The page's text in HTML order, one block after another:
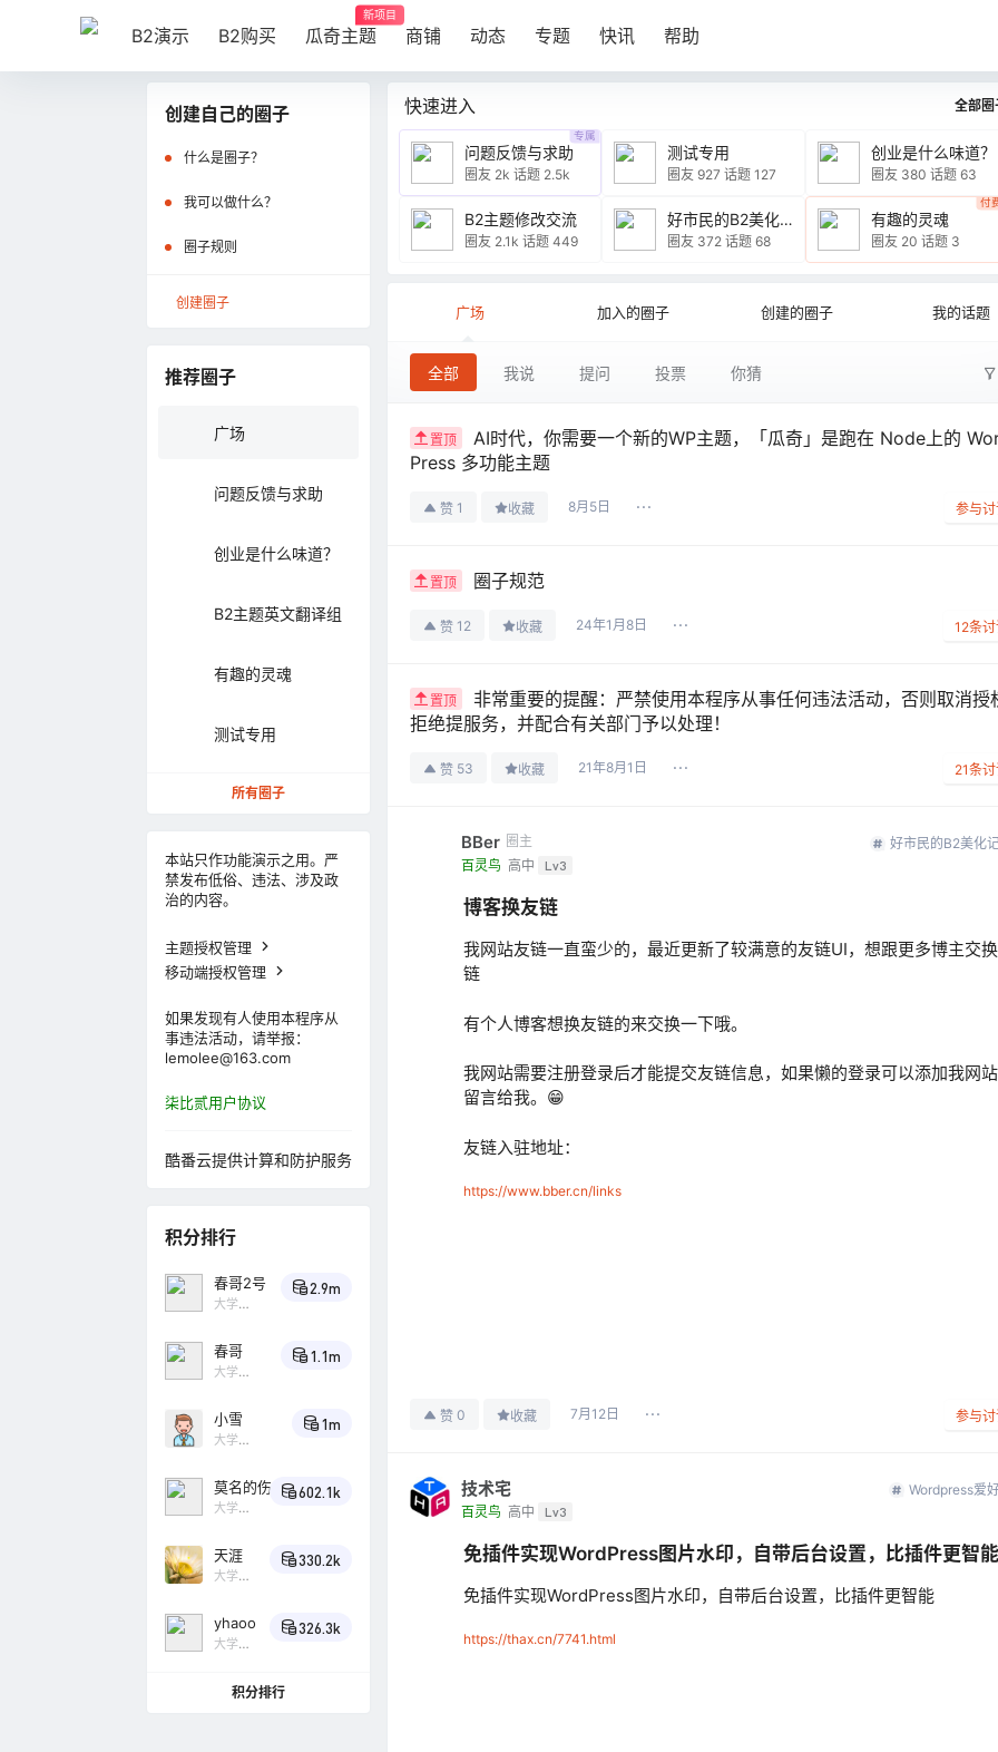
B2演示 B2购买 瓜奇主题
新项目
商铺 动态 专题 快讯 帮助
创建自己的圈子
什么是圈子？
我可以做什么？
圈子规则
创建圈子
推荐圈子
广场
问题反馈与求助
创业是什么味道？
B2主题英文翻译组
有趣的灵魂
测试专用
所有圈子
本站只作功能演示之用。严
禁发布低俗、违法、涉及政
治的内容。
主题授权管理
移动端授权管理
如果发现有人使用本程序从
事违法活动，请举报：
lemolee@163.com
柒比贰用户协议
酷番云提供计算和防护服务
积分排行
春哥2号
大学
2.9m
春哥
大学
灵鸟
1.1m
小雪
大学
乌鸦
1m
莫名的伤
大学
乌鸦
602.1k
天涯
大学
乌鸦
330.2k
yhaoo
大学
乌鸦
326.3k
积分排行
快速进入 全部圈
专属
问题反馈与求助
圈友 2k 话题 2.5k
测试专用
圈友 927 话题 127
创业是什么味道？
圈友 380 话题 63
B2主题修改交流
圈友 2.1k 话题 449
好市民的B2美化记录
圈友 372 话题 68
付
有趣的灵魂
圈友 20 话题 3
广场 加入的圈子 创建的圈子 我的话题
全部 我说 提问 投票 你猜
置顶
AI时代，你需要一个新的WP主题，「瓜奇」是跑在 Node上的
Press 多功能主题
赞 1 收藏 8月5日 参与
置顶 圈子规范
赞 12 收藏 24年1月8日 12条
置顶
非常重要的提醒：严禁使用本程序从事任何违法活动，否则取消授
拒绝提服务，并配合有关部门予以处理！
赞 53 收藏 21年8月1日 21条
BBer 圈主
百灵鸟 高中 Lv3
好市民的B2美化
博客换友链
我网站友链一直蛮少的，最近更新了较满意的友链UI，想跟更多博主交
链
有个人博客想换友链的来交换一下哦。
我网站需要注册登录后才能提交友链信息，如果懒的登录可以添加我网
留言给我。😁
友链入驻地址：
https://www.bber.cn/links
赞 0 收藏 7月12日 参与
技术宅
百灵鸟 高中 Lv3
Wordpress爱
免插件实现WordPress图片水印，自带后台设置，比插件更智能
免插件实现WordPress图片水印，自带后台设置，比插件更智能
https://thax.cn/7741.html